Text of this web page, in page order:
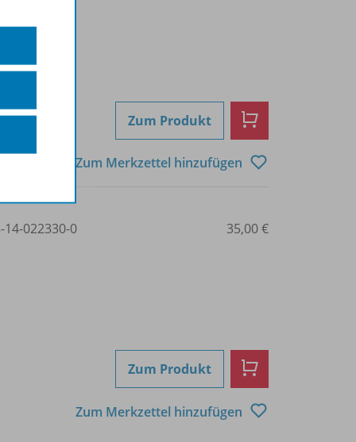
Zum Produkt
Zum Merkzettel hinzufügen
14-022330-0 35,00 €
Zum Produkt
Zum Merkzettel hinzufügen